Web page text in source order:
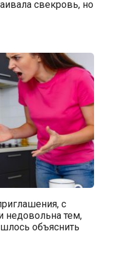
свекровь, но
с
недовольна тем,
объяснить